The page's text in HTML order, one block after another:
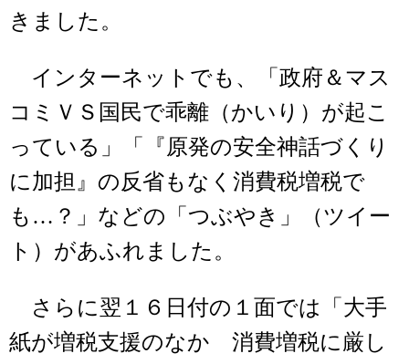
きました。
インターネットでも、「政府＆マス
コミＶＳ国民で乖離（かいり）が起こ
っている」「『原発の安全神話づくり
に加担』の反省もなく消費税増税で
も…？」などの「つぶやき」（ツイー
ト）があふれました。
さらに翌１６日付の１面では「大手
紙が増税支援のなか 消費増税に厳し